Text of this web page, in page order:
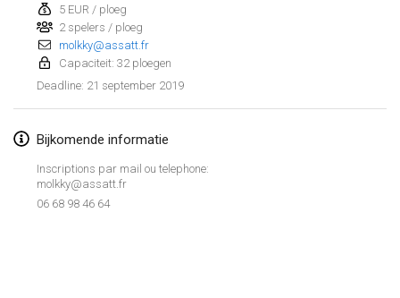
5 EUR / ploeg
2 spelers / ploeg
molkky@assatt.fr
Capaciteit: 32 ploegen
Deadline: 21 september 2019
Bijkomende informatie
Inscriptions par mail ou telephone:
molkky@assatt.fr
06 68 98 46 64
2 feb. 2019|
Lumi Mölkky
9 feb. 2019 Finland
9 feb. 2019|Frankrijk
OTH
16 feb. 2019